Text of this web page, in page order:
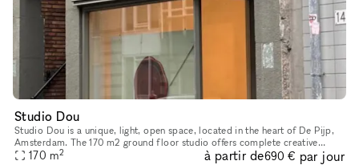
Studio Dou
Studio Dou is a unique, light, open space, located in the heart of De Pijp,
Amsterdam. The 170 m2 ground floor studio offers complete creative
freedom and flexibility. You can design the space exactl
170 m2 à partir de690 € par jour